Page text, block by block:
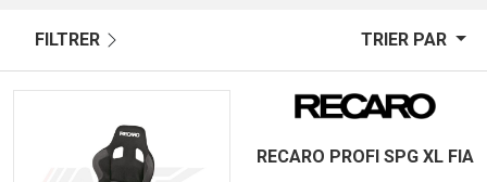
FILTRER TRIER PAR
RECARO PROFI SPG XL FIA